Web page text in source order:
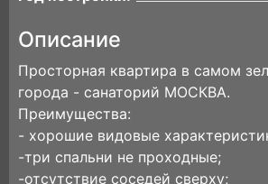
Описание
Просторная квартира в самом
города - санаторий МОСКВА.
Преимущества:
- хорошие видовые
-три спальни не проходные;
-отсутствие соседей сверху;